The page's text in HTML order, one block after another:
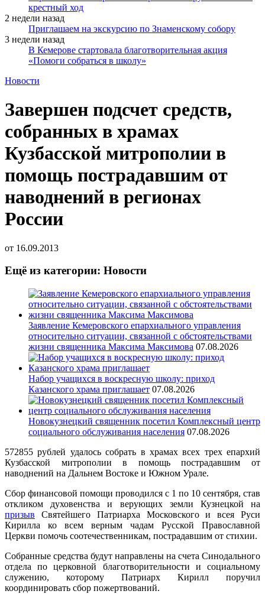
крестный ход
2 недели назад
Приглашаем на экскурсию по Знаменскому собору
3 недели назад
В Кемерове стартовала благотворительная акция
«Помоги собраться в школу»
Новости
Завершен подсчет средств,
собранных в храмах
Кузбасской митрополии в
помощь пострадавшим от
наводнений в регионах
России
от 16.09.2013
Ещё из категории: Новости
Заявление Кемеровского епархиального управления
относительно ситуации, связанной с обстоятельствами
жизни священника Максима Максимова 07.08.2026
Набор учащихся в воскресную школу: приход
Казанского храма приглашает 07.08.2026
Новокузнецкий священник посетил Комплексный центр
социального обслуживания населения 07.08.2026
572855 рублей удалось собрать в храмах всех трех епархий
Кузбасской митрополии в помощь пострадавшим от
наводнений на Дальнем Востоке и Южном Урале.
Сбор финансовой помощи проводился с 1 по 10 сентября, став
откликом духовенства и верующих земли Кузнецкой на
призыв Святейшего Патриарха Московского и всея Руси
Кирилла ко всем верным чадам Русской Православной
Церкви помочь соотечественникам, пострадавшим от стихии.
Собранные средства будут направлены на счета Синодального
отдела по церковной благотворительности и социальному
служению, которому Патриарх Кирилл поручил
координировать сбор пожертвований.